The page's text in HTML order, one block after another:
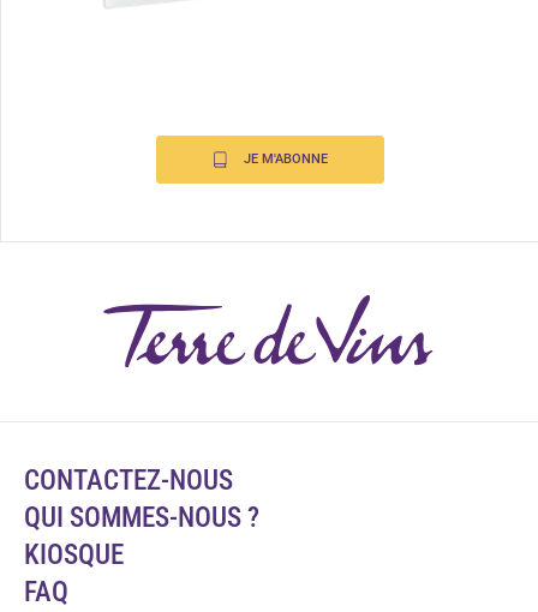
JE M'ABONNE
CONTACTEZ-NOUS
QUI SOMMES-NOUS ?
KIOSQUE
FAQ